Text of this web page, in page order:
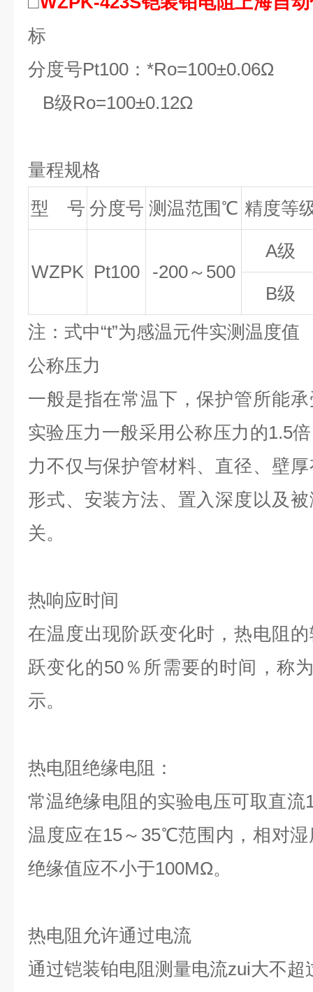
标
分度号Pt100：*Ro=100±0.06Ω
B级Ro=100±0.12Ω
量程规格
型 号 分度号 测温范围℃ 精度等
WZPK Pt100 -200～500
A级
B级
注：式中“t”为感温元件实测温度值
公称压力
一般是指在常温下，保护管所能
实验压力一般采用公称压力的1.5
力不仅与保护管材料、直径、壁
形式、安装方法、置入深度以及
关。
热响应时间
在温度出现阶跃变化时，热电阻
跃变化的50％所需要的时间，称
示。
热电阻绝缘电阻：
常温绝缘电阻的实验电压可取直流
温度应在15～35℃范围内，相对
绝缘值应不小于100MΩ。
热电阻允许通过电流
通过铠装铂电阻测量电流zui大不超